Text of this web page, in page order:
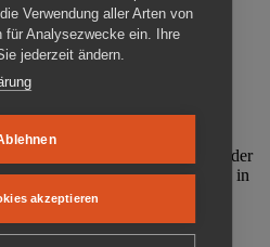
Cottbus ist ein Ort
nah und
DDR gründeten im Oktober
Cottbus e. V. (MRZ), der
Gefängnisses (1860-2002) in
der Gedenkstätte Zuchthaus
der Gedenkstätte steht die
Unrecht während der
Verwendung aller Arten von
für Analysezwecke ein. Ihre
jederzeit ändern.
akzeptieren